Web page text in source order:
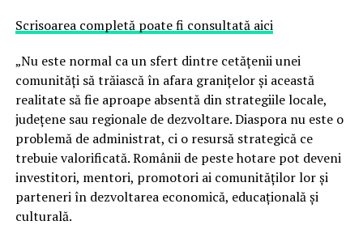
Scrisoarea completă poate fi consultată aici
„Nu este normal ca un sfert dintre cetățenii unei
comunități să trăiască în afara granițelor și această
realitate să fie aproape absentă din strategiile locale,
județene sau regionale de dezvoltare. Diaspora nu este o
problemă de administrat, ci o resursă strategică ce
trebuie valorificată. Românii de peste hotare pot deveni
investitori, mentori, promotori ai comunităților lor și
parteneri în dezvoltarea economică, educațională și
culturală.